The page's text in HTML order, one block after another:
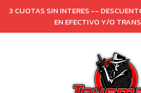
3 CUOTAS SIN INTERES --
EN EFECTIVO Y/O